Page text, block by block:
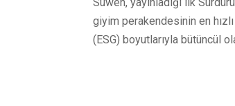
giyim perakendesinin en
(ESG) boyutlarıyla bütüncül